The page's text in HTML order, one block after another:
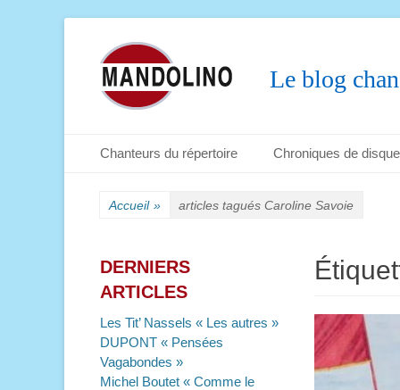
Le blog
Menu principal
Chanteurs du répertoire Chroniques de
Accueil » articles tagués Caroline Savoie
DERNIERS
ARTICLES
Les Tit’ Nassels « Les autres »
DUPONT « Pensées
Vagabondes »
Michel Boutet « Comme le